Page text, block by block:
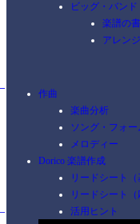
ビッグ・バンド
楽譜の
アレン
作曲
楽曲分析
ソング・フォー
メロディー
Dorico 楽譜作成
リードシート（
リードシート（
活用ヒント